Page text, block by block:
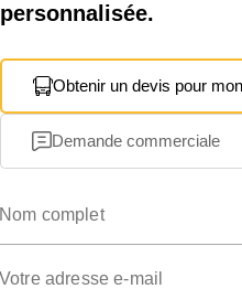
personnalisée.
Obtenir un devis pour
Demande commerciale